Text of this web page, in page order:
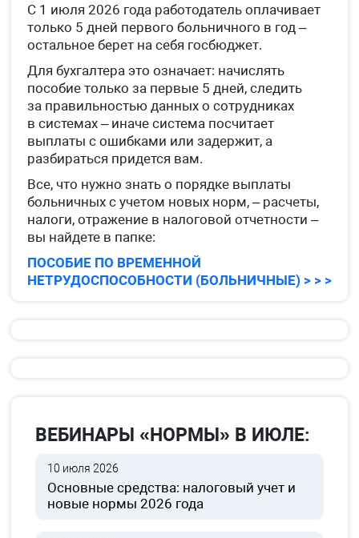
С 1 июля 2026 года работодатель оплачивает
только 5 дней первого больничного в год –
остальное берет на себя госбюджет.
Для бухгалтера это означает: начислять
пособие только за первые 5 дней, следить
за правильностью данных о сотрудниках
в системах – иначе система посчитает
выплаты с ошибками или задержит, а
разбираться придется вам.
Все, что нужно знать о порядке выплаты
больничных с учетом новых норм, – расчеты,
налоги, отражение в налоговой отчетности –
вы найдете в папке:
ПОСОБИЕ ПО ВРЕМЕННОЙ
НЕТРУДОСПОСОБНОСТИ (БОЛЬНИЧНЫЕ) > > >
ВЕБИНАРЫ «НОРМЫ» В ИЮЛЕ:
10 июля 2026
Основные средства: налоговый учет и
новые нормы 2026 года